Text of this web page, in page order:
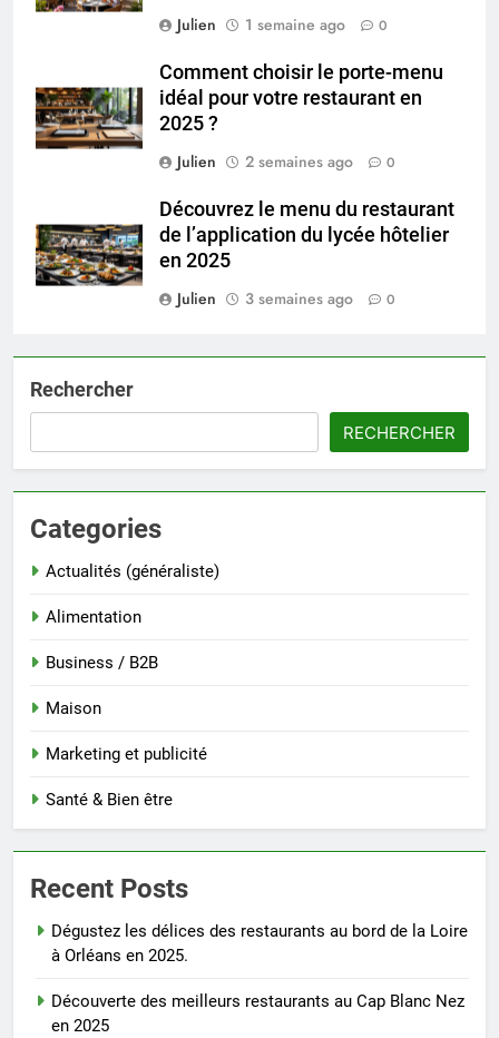
Julien
1 semaine ago 0
Comment choisir le porte-menu
idéal pour votre restaurant en
2025 ?
Julien
2 semaines ago 0
Découvrez le menu du restaurant
de l’application du lycée hôtelier
en 2025
Julien
3 semaines ago 0
Rechercher
RECHERCHER
Categories
Actualités (généraliste)
Alimentation
Business / B2B
Maison
Marketing et publicité
Santé & Bien être
Recent Posts
Dégustez les délices des restaurants au bord de la Loire
à Orléans en 2025.
Découverte des meilleurs restaurants au Cap Blanc Nez
en 2025